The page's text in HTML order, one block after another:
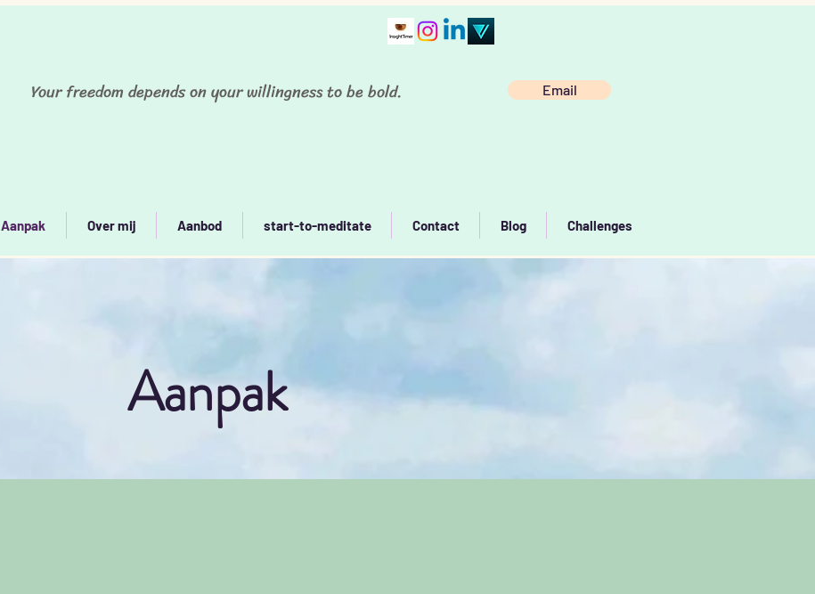
Your freedom depends on your willingness to be bold.
Aanpak Over mij Aanbod start-to-meditate Contact Blog Challenges
Email
Aanpak